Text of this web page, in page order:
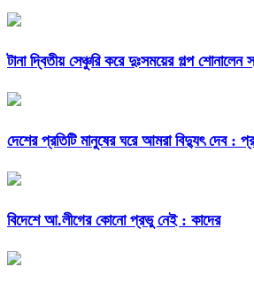
টানা দ্বিতীয় সেঞ্চুরি করে দুঃসময়ের গল্প শোনালেন
দেশের প্রতিটি মানুষের ঘরে আমরা বিদ্যুৎ দেব :
বিদেশে আ.লীগের কোনো প্রভু নেই : কাদের